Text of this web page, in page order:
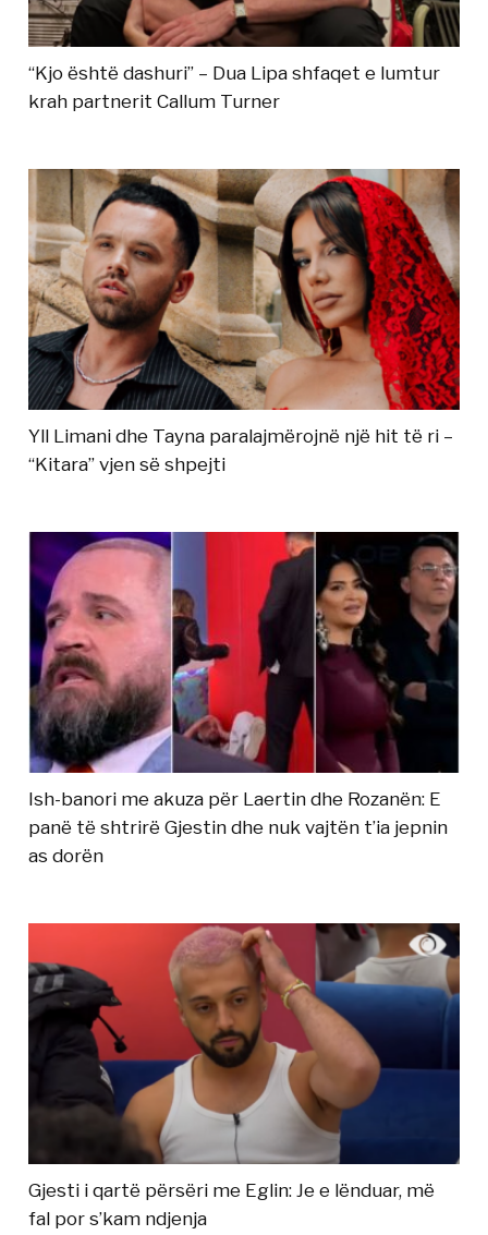
“Kjo është dashuri” – Dua Lipa shfaqet e lumtur
krah partnerit Callum Turner
Yll Limani dhe Tayna paralajmërojnë një hit të ri –
“Kitara” vjen së shpejti
Ish-banori me akuza për Laertin dhe Rozanën: E
panë të shtrirë Gjestin dhe nuk vajtën t’ia jepnin
as dorën
Gjesti i qartë përsëri me Eglin: Je e lënduar, më
fal por s’kam ndjenja